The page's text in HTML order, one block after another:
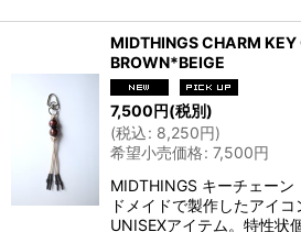
MIDTHINGS CHARM KEY
BROWN*BEIGE
7,500円(税別)
(税込: 8,250円)
希望小売価格: 7,500円
MIDTHINGS キーチェー
ドメイドで製作したアイコ
UNISEXアイテム。特性状